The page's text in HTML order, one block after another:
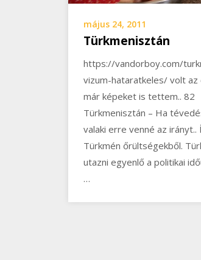
május 24, 2011
Türkmenisztán
https://vandorboy.com/
vizum-hataratkeles/ volt az
már képeket is tettem.. 82
Türkmenisztán – Ha
valaki erre venné az irányt..
Türkmén őrültségekből.
utazni egyenlő a politikai
…